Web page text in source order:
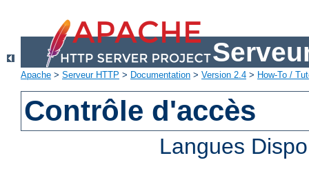
Apache > Serveur HTTP > Documentation > Version 2.4 > How-To /
Contrôle d'accès
Langues